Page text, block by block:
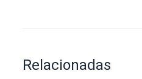
Relacionadas